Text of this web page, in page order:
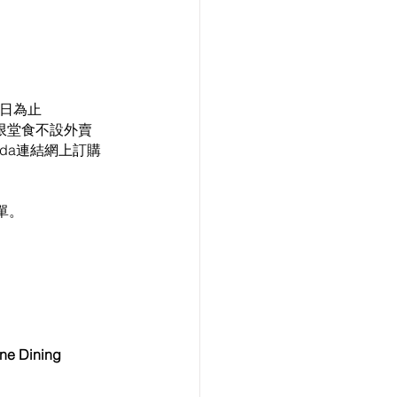
為止
堂食不設外賣
連結網上訂購
Dining